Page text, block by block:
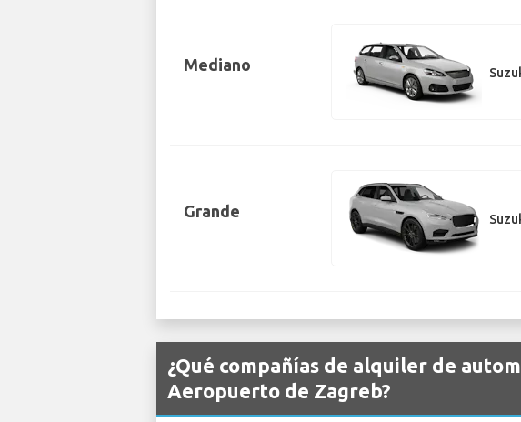
Mediano
Grande
¿Qué compañías de alquiler de
Aeropuerto de Zagreb?